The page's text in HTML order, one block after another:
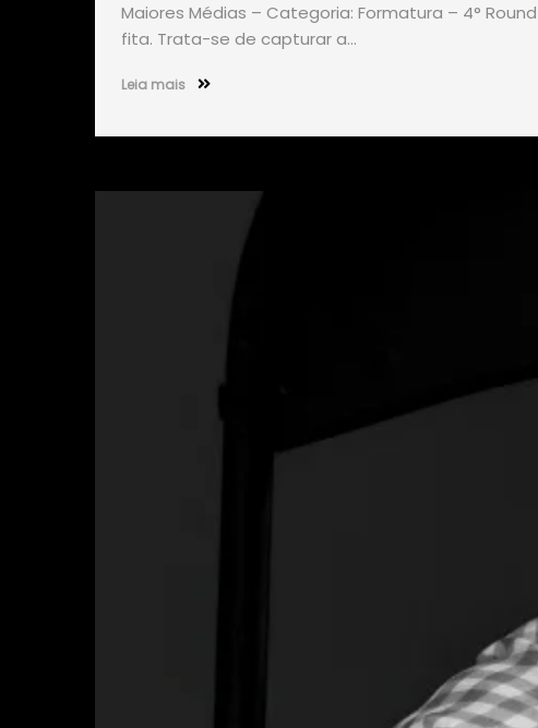
Maiores Médias – Categoria: Formatura – 4°
fita. Trata-se de capturar a…
Leia mais